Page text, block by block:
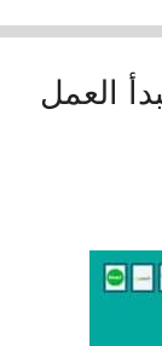
العمل